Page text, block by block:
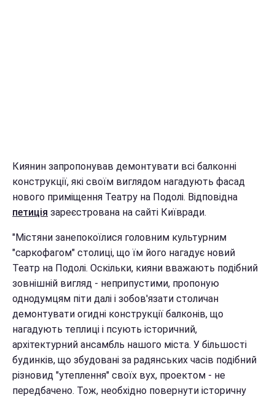
Киянин запропонував демонтувати всі балконні
конструкції, які своїм виглядом нагадують фасад
нового приміщення Театру на Подолі. Відповідна
петиція зареєстрована на сайті Київради.
"Містяни занепокоїлися головним культурним
"саркофагом" столиці, що їм його нагадує новий
Театр на Подолі. Оскільки, кияни вважають подібний
зовнішній вигляд - неприпустими, пропоную
однодумцям піти далі і зобов'язати столичан
демонтувати огидні конструкції балконів, що
нагадують теплиці і псують історичний,
архітектурний ансамбль нашого міста. У більшості
будинків, що збудовані за радянських часів подібний
різновид "утеплення" своїх вух, проектом - не
передбачено. Тож, необхідно повернути історичну